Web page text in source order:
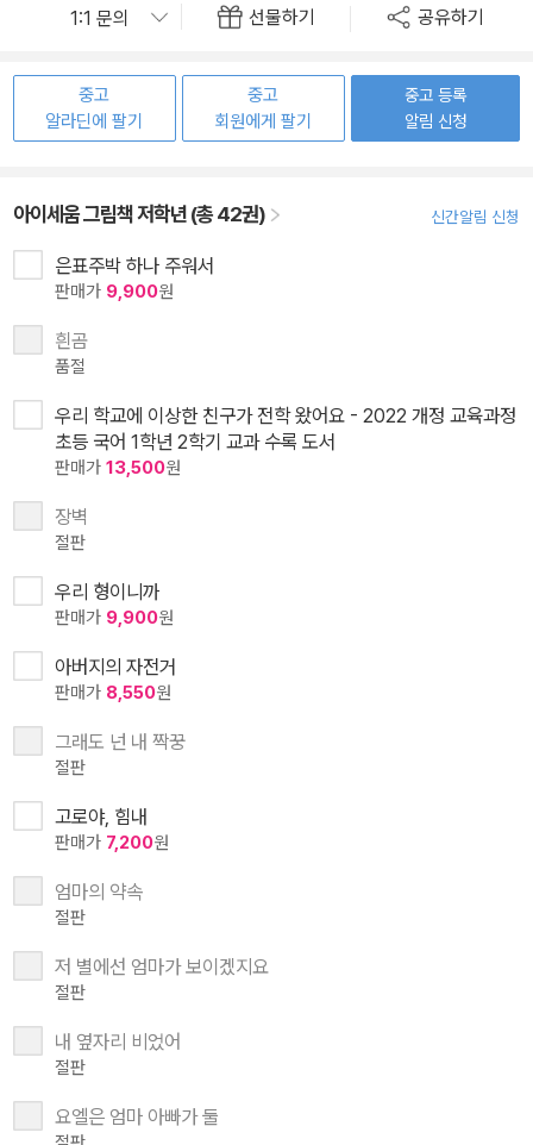
선물하기 공유하기
중고
알라딘에 팔기
중고
회원에게 팔기
중고 등록
알림 신청
아이세움 그림책 저학년 (총 42권) 신간알림 신청
은표주박 하나 주워서
판매가 9,900원
흰곰
품절
우리 학교에 이상한 친구가 전학 왔어요 - 2022 개정 교육과정
초등 국어 1학년 2학기 교과 수록 도서
판매가 13,500원
장벽
절판
우리 형이니까
판매가 9,900원
아버지의 자전거
판매가 8,550원
그래도 넌 내 짝꿍
절판
고로야, 힘내
판매가 7,200원
엄마의 약속
절판
저 별에선 엄마가 보이겠지요
절판
내 옆자리 비었어
절판
요엘은 엄마 아빠가 둘